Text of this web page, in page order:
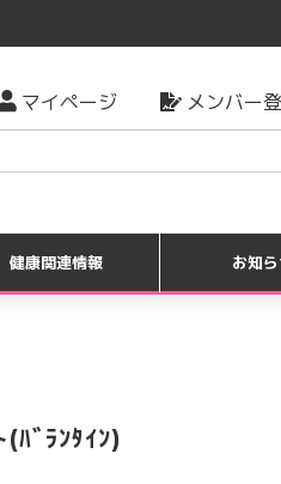
マイページ メンバー
健康関連情報 お知
ﾊﾞﾗﾝﾀｲﾝ)